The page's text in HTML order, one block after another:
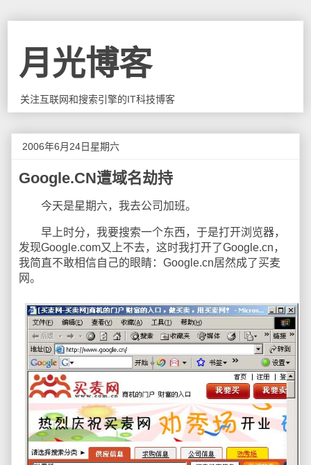
月光博客
关注互联网和搜索引擎的IT科技博客
2006年6月24日星期六
Google.CN遭域名劫持
今天是星期六，我去公司加班。
早上时分，我要搜索一个东西，于是打开浏览器，
发现Google.com又上不去，这时我打开了Google.cn，
我简直不敢相信自己的眼睛：Google.cn居然成了买麦
网。